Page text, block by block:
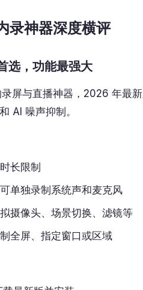
录神器深度横评
选，功能最强大
屏与直播神器，2026 年最
AI 噪声抑制。
长限制
单独录制系统声和麦克风
摄像头、场景切换、滤镜等
全屏、指定窗口或区域